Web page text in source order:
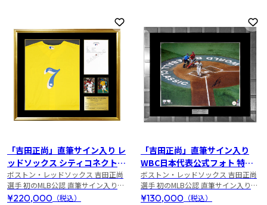
お気に入りに登録
「吉田正尚」直筆サイン入り レ
ッドソックス シティコネクト
レプリカユニフォーム 特製フレ
ーム
ボストン・レッドソックス 吉田正尚
選手 初のMLB公認 直筆サイン入りメ
モラビリアが登場！！
¥220,000 （税込）
お
「吉田正尚」直筆サイン入り
WBC日本代表公式フォト 特製
フレーム
ボストン・レッドソックス 吉田正尚
選手 初のMLB公認 直筆サイン入りメ
モラビリアが登場！！
¥130,000 （税込）